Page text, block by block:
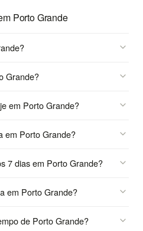
Porto Grande
Grande?
em Porto Grande?
em Porto Grande?
7 dias em Porto Grande?
em Porto Grande?
de Porto Grande?